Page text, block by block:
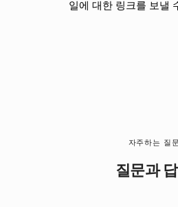
일에 대한 링크를 보낼
자주하는 질문
질문과